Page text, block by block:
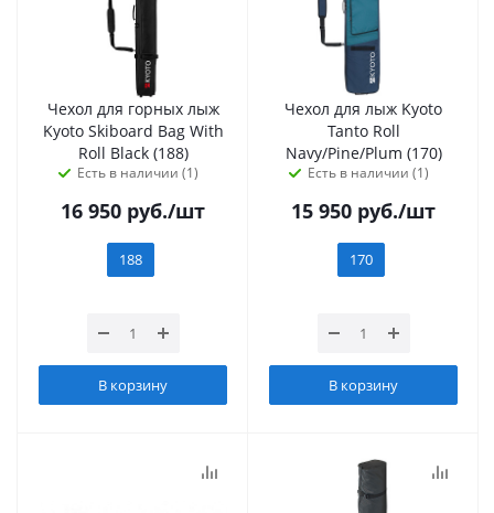
Чехол для горных лыж
Kyoto Skiboard Bag With
Roll Black (188)
Есть в наличии (1)
16 950 руб./шт
188
В корзину
Чехол для лыж Kyoto
Tanto Roll
Navy/Pine/Plum (170)
Есть в наличии (1)
15 950 руб./шт
170
В корзину